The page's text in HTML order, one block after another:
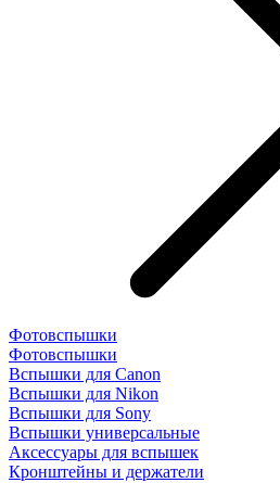
Фотовспышки
Фотовспышки
Вспышки для Canon
Вспышки для Nikon
Вспышки для Sony
Вспышки универсальные
Аксесcуары для вспышек
Кронштейны и держатели